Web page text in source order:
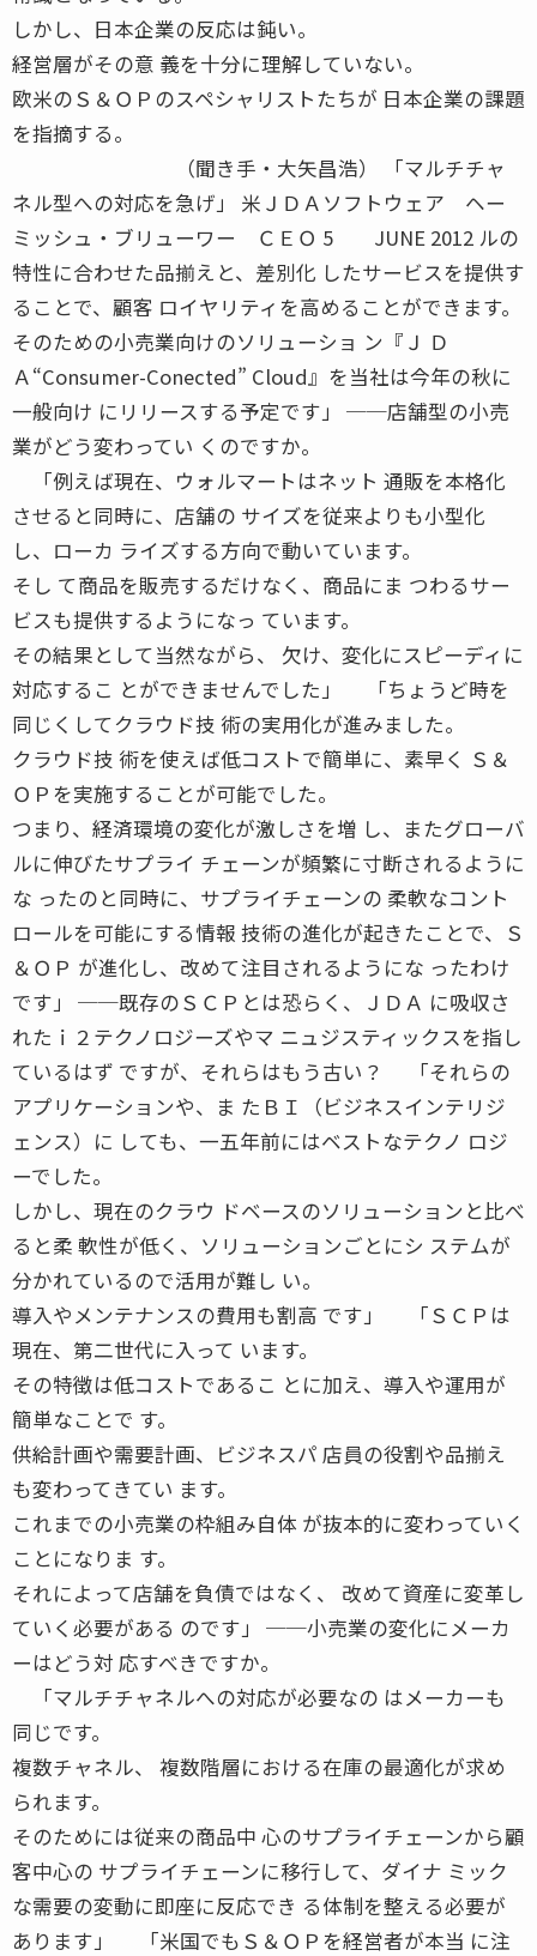
しかし、日本企業の反応は鈍い。
経営層がその意 義を十分に理解していない。
欧米のＳ＆ＯＰのスペシャリストたちが 日本企業の課題
を指摘する。
（聞き手・大矢昌浩） 「マルチチャ
ネル型への対応を急げ」 米ＪＤＡソフトウェア ヘー
ミッシュ・ブリューワー ＣＥＯ 5 JUNE 2012 ルの
特性に合わせた品揃えと、差別化 したサービスを提供す
ることで、顧客 ロイヤリティを高めることができます。
そのための小売業向けのソリューショ ン『Ｊ Ｄ
Ａ“Consumer-Conected” Cloud』を当社は今年の秋に
一般向け にリリースする予定です」 ──店舗型の小売
業がどう変わってい くのですか。
「例えば現在、ウォルマートはネット 通販を本格化
させると同時に、店舗の サイズを従来よりも小型化
し、ローカ ライズする方向で動いています。
そし て商品を販売するだけなく、商品にま つわるサー
ビスも提供するようになっ ています。
その結果として当然ながら、 欠け、変化にスピーディに
対応するこ とができませんでした」 「ちょうど時を
同じくしてクラウド技 術の実用化が進みました。
クラウド技 術を使えば低コストで簡単に、素早く Ｓ＆
ＯＰを実施することが可能でした。
つまり、経済環境の変化が激しさを増 し、またグローバ
ルに伸びたサプライ チェーンが頻繁に寸断されるように
な ったのと同時に、サプライチェーンの 柔軟なコント
ロールを可能にする情報 技術の進化が起きたことで、Ｓ
＆ＯＰ が進化し、改めて注目されるようにな ったわけ
です」 ──既存のＳＣＰとは恐らく、ＪＤＡ に吸収さ
れたｉ２テクノロジーズやマ ニュジスティックスを指し
ているはず ですが、それらはもう古い？ 「それらの
アプリケーションや、ま たＢＩ（ビジネスインテリジ
ェンス）に しても、一五年前にはベストなテクノ ロジ
ーでした。
しかし、現在のクラウ ドベースのソリューションと比べ
ると柔 軟性が低く、ソリューションごとにシ ステムが
分かれているので活用が難し い。
導入やメンテナンスの費用も割高 です」 「ＳＣＰは
現在、第二世代に入って います。
その特徴は低コストであるこ とに加え、導入や運用が
簡単なことで す。
供給計画や需要計画、ビジネスパ 店員の役割や品揃え
も変わってきてい ます。
これまでの小売業の枠組み自体 が抜本的に変わっていく
ことになりま す。
それによって店舗を負債ではなく、 改めて資産に変革し
ていく必要がある のです」 ──小売業の変化にメーカ
ーはどう対 応すべきですか。
「マルチチャネルへの対応が必要なの はメーカーも
同じです。
複数チャネル、 複数階層における在庫の最適化が求め
られます。
そのためには従来の商品中 心のサプライチェーンから顧
客中心の サプライチェーンに移行して、ダイナ ミック
な需要の変動に即座に反応でき る体制を整える必要が
あります」 「米国でもＳ＆ＯＰを経営者が本当 に注